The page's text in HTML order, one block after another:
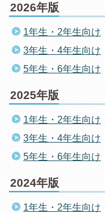
2026年版
1年生・2年生向け
3年生・4年生向け
5年生・6年生向け
2025年版
1年生・2年生向け
3年生・4年生向け
5年生・6年生向け
2024年版
1年生・2年生向け